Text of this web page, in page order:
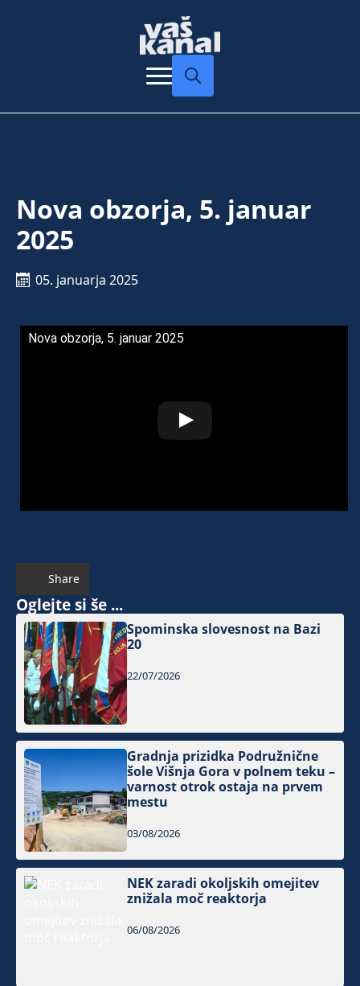
Nova obzorja, 5. januar
2025
05. januarja 2025
Nova obzorja, 5. januar 2025
Share
Oglejte si še ...
Spominska slovesnost na Bazi
20
22/07/2026
Gradnja prizidka Podružnične
šole Višnja Gora v polnem teku –
varnost otrok ostaja na prvem
mestu
03/08/2026
NEK zaradi okoljskih omejitev
znižala moč reaktorja
06/08/2026